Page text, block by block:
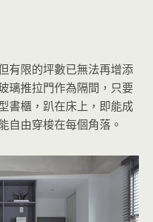
有限的坪數已無法再增添
璃推拉門作為隔間，只要
書櫃，趴在床上，即能成
自由穿梭在每個角落。